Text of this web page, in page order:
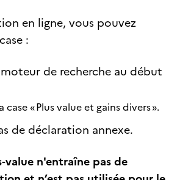
en ligne, vous pouvez
:
de recherche au début
« Plus value et gains divers ».
de déclaration annexe.
n'entraîne pas de